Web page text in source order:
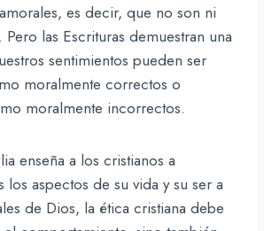
es decir, que no son ni
Pero las Escrituras demuestran una
sentimientos pueden ser
moralmente correctos o
moralmente incorrectos.
enseña a los cristianos a
aspectos de su vida y su ser a
de Dios, la ética cristiana debe